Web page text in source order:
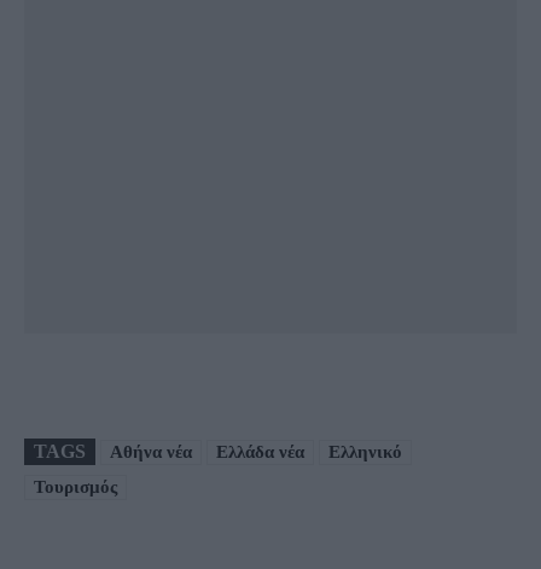
TAGS Αθήνα νέα Ελλάδα νέα
Ελληνικό
Τουρισμός